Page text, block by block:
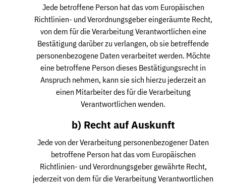
Jede betroffene Person hat das vom Europäischen
Richtlinien- und Verordnungsgeber eingeräumte Recht,
von dem für die Verarbeitung Verantwortlichen eine
Bestätigung darüber zu verlangen, ob sie betreffende
personenbezogene Daten verarbeitet werden. Möchte
eine betroffene Person dieses Bestätigungsrecht in
Anspruch nehmen, kann sie sich hierzu jederzeit an
einen Mitarbeiter des für die Verarbeitung
Verantwortlichen wenden.
b) Recht auf Auskunft
Jede von der Verarbeitung personenbezogener Daten
betroffene Person hat das vom Europäischen
Richtlinien- und Verordnungsgeber gewährte Recht,
jederzeit von dem für die Verarbeitung Verantwortlichen